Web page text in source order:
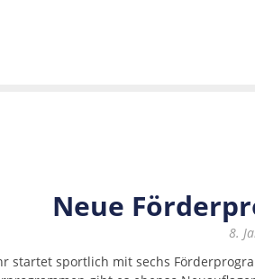
Neue
8.
startet sportlich mit sechs